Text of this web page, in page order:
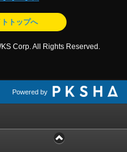
トップへ
Corp. All Rights Reserved.
Powered by